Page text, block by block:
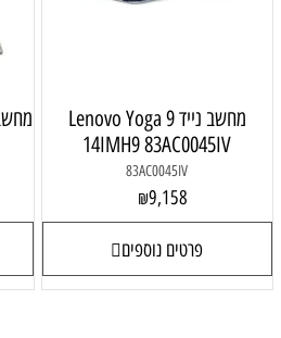
מחשב נייד Lenovo Yoga 9
14IMH9 83AC0045IV
83AC0045IV
₪9,158
פרטים נוספים